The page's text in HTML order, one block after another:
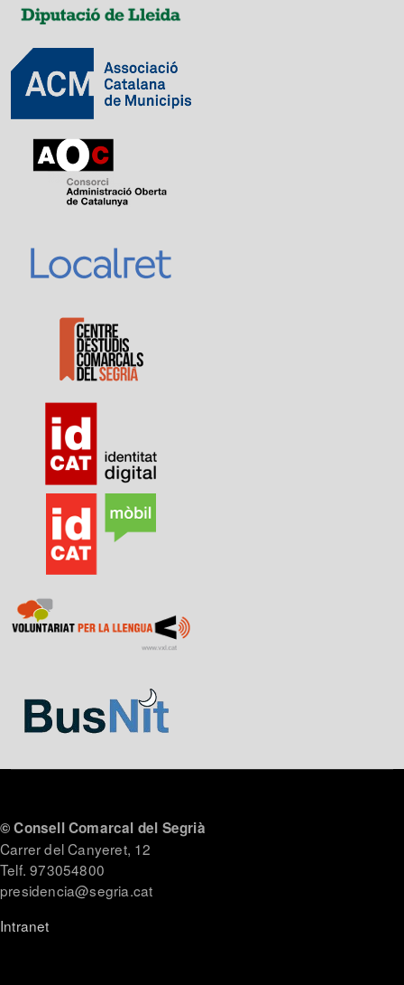
© Consell Comarcal del Segrià
Carrer del Canyeret, 12
Telf. 973054800
presidencia@segria.cat
Intranet